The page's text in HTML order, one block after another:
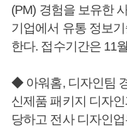
(PM) 경험을 보유한
기업에서 유통 정보
한다. 접수기간은 11
◆ 아워홈, 디자인팀
신제품 패키지 디자
당하고 전사 디자인